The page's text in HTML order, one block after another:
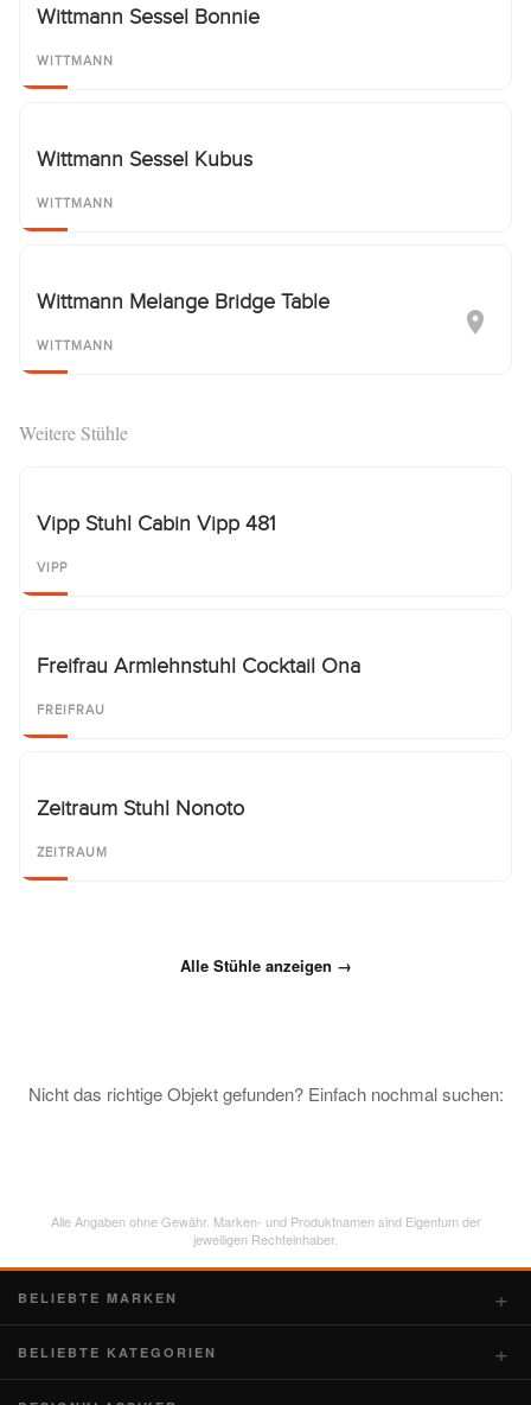
Wittmann Sessel Bonnie
WITTMANN
Wittmann Sessel Kubus
WITTMANN
Wittmann Melange Bridge Table
WITTMANN
Weitere Stühle
Vipp Stuhl Cabin Vipp 481
VIPP
Freifrau Armlehnstuhl Cocktail Ona
FREIFRAU
Zeitraum Stuhl Nonoto
ZEITRAUM
Alle Stühle anzeigen →
Nicht das richtige Objekt gefunden? Einfach nochmal suchen:
Alle Angaben ohne Gewähr. Marken- und Produktnamen sind Eigentum der
jeweiligen Rechteinhaber.
BELIEBTE MARKEN
BELIEBTE KATEGORIEN